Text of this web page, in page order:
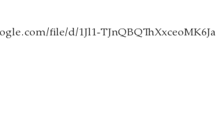
file/d/1Jl1-